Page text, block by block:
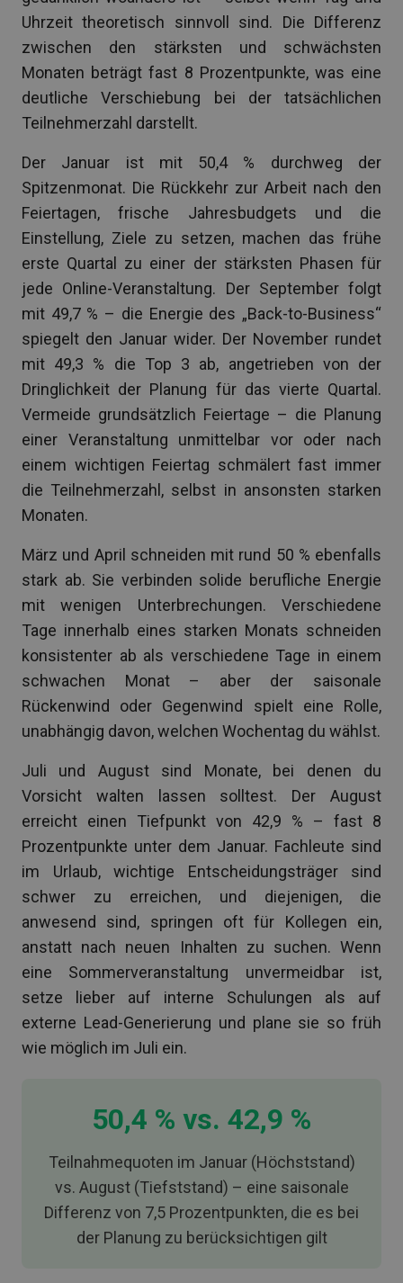
Uhrzeit theoretisch sinnvoll sind. Die Differenz
zwischen den stärksten und schwächsten
Monaten beträgt fast 8 Prozentpunkte, was eine
deutliche Verschiebung bei der tatsächlichen
Teilnehmerzahl darstellt.
Der Januar ist mit 50,4 % durchweg der
Spitzenmonat. Die Rückkehr zur Arbeit nach den
Feiertagen, frische Jahresbudgets und die
Einstellung, Ziele zu setzen, machen das frühe
erste Quartal zu einer der stärksten Phasen für
jede Online-Veranstaltung. Der September folgt
mit 49,7 % – die Energie des „Back-to-Business“
spiegelt den Januar wider. Der November rundet
mit 49,3 % die Top 3 ab, angetrieben von der
Dringlichkeit der Planung für das vierte Quartal.
Vermeide grundsätzlich Feiertage – die Planung
einer Veranstaltung unmittelbar vor oder nach
einem wichtigen Feiertag schmälert fast immer
die Teilnehmerzahl, selbst in ansonsten starken
Monaten.
März und April schneiden mit rund 50 % ebenfalls
stark ab. Sie verbinden solide berufliche Energie
mit wenigen Unterbrechungen. Verschiedene
Tage innerhalb eines starken Monats schneiden
konsistenter ab als verschiedene Tage in einem
schwachen Monat – aber der saisonale
Rückenwind oder Gegenwind spielt eine Rolle,
unabhängig davon, welchen Wochentag du wählst.
Juli und August sind Monate, bei denen du
Vorsicht walten lassen solltest. Der August
erreicht einen Tiefpunkt von 42,9 % – fast 8
Prozentpunkte unter dem Januar. Fachleute sind
im Urlaub, wichtige Entscheidungsträger sind
schwer zu erreichen, und diejenigen, die
anwesend sind, springen oft für Kollegen ein,
anstatt nach neuen Inhalten zu suchen. Wenn
eine Sommerveranstaltung unvermeidbar ist,
setze lieber auf interne Schulungen als auf
externe Lead-Generierung und plane sie so früh
wie möglich im Juli ein.
50,4 % vs. 42,9 %
Teilnahmequoten im Januar (Höchststand)
vs. August (Tiefststand) – eine saisonale
Differenz von 7,5 Prozentpunkten, die es bei
der Planung zu berücksichtigen gilt